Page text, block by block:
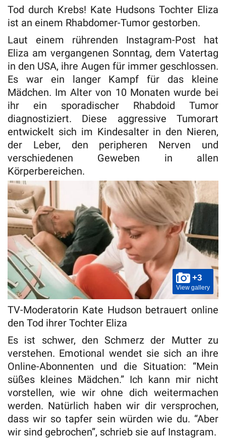
Tod durch Krebs! Kate Hudsons Tochter Eliza
ist an einem Rhabdomer-Tumor gestorben.
Laut einem rührenden Instagram-Post hat
Eliza am vergangenen Sonntag, dem Vatertag
in den USA, ihre Augen für immer geschlossen.
Es war ein langer Kampf für das kleine
Mädchen. Im Alter von 10 Monaten wurde bei
ihr ein sporadischer Rhabdoid Tumor
diagnostiziert. Diese aggressive Tumorart
entwickelt sich im Kindesalter in den Nieren,
der Leber, den peripheren Nerven und
verschiedenen Geweben in allen
Körperbereichen.
+3
View gallery
TV-Moderatorin Kate Hudson betrauert online
den Tod ihrer Tochter Eliza
Es ist schwer, den Schmerz der Mutter zu
verstehen. Emotional wendet sie sich an ihre
Online-Abonnenten und die Situation: “Mein
süßes kleines Mädchen.” Ich kann mir nicht
vorstellen, wie wir ohne dich weitermachen
werden. Natürlich haben wir dir versprochen,
dass wir so tapfer sein würden wie du. “Aber
wir sind gebrochen”, schrieb sie auf Instagram.